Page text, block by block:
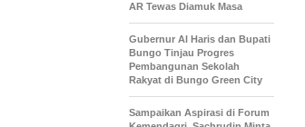
AR Tewas Diamuk Masa
​Gubernur Al Haris dan Bupati
Bungo Tinjau Progres
Pembangunan Sekolah
Rakyat di Bungo Green City
Sampaikan Aspirasi di Forum